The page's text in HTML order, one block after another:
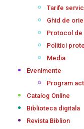
Tarife
Ghid de
Protocol
Politici
Media
Evenimente
Program
Catalog Online
Biblioteca digitala
Revista Biblion